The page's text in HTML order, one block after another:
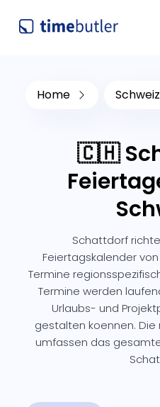
Home Schweiz
🇨🇭
Schattdorf
Feiertagskalender
Termine
Termine werden
Urlaubs- und
gestalten koennen.
umfassen das